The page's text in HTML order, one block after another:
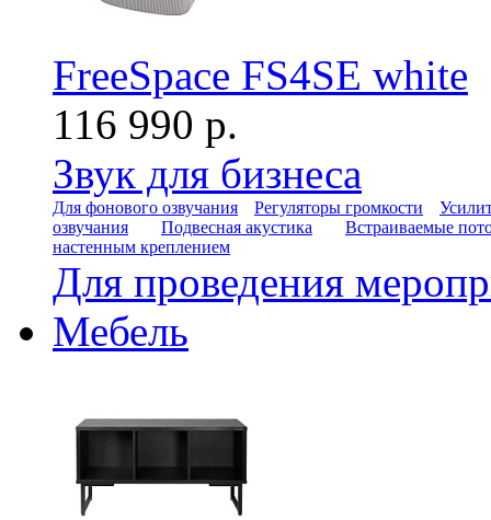
FreeSpace FS4SE white
116 990 р.
Звук для бизнеса
Для фонового озвучания Регуляторы громкости
озвучания
Подвесная акустика
Встраиваемые
настенным креплением
Для проведения
Мебель